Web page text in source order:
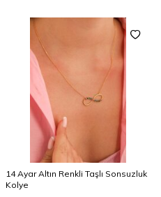
14 Ayar Altın Renkli Taşlı Sonsuzluk
Kolye